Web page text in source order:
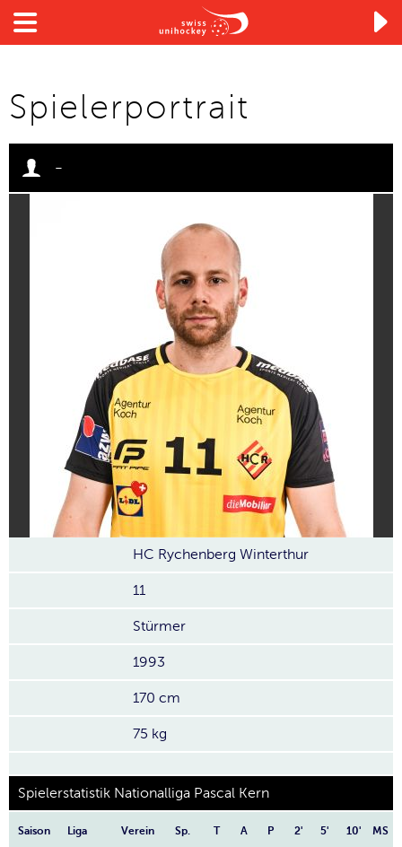

Spielerportrait
-
HC Rychenberg Winterthur
11
Stürmer
1993
170 cm
75 kg
Spielerstatistik Nationalliga Pascal Kern
Saison Liga Verein Sp. T A P 2' 5' 10' MS